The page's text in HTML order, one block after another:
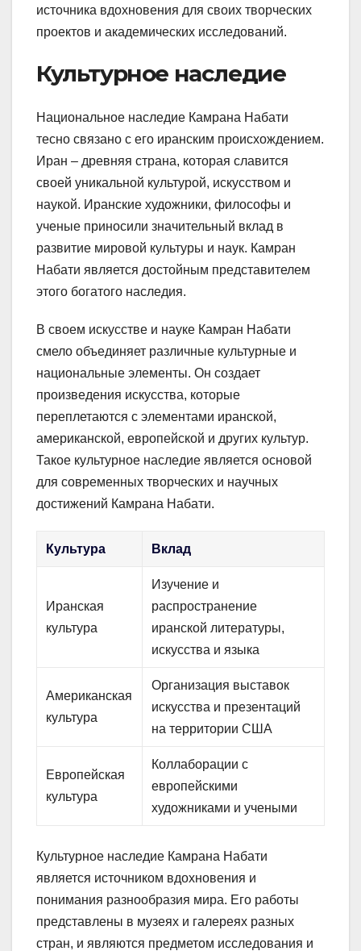
источника вдохновения для своих творческих
проектов и академических исследований.
Культурное наследие
Национальное наследие Камрана Набати
тесно связано с его иранским происхождением.
Иран – древняя страна, которая славится
своей уникальной культурой, искусством и
наукой. Иранские художники, философы и
ученые приносили значительный вклад в
развитие мировой культуры и наук. Камран
Набати является достойным представителем
этого богатого наследия.
В своем искусстве и науке Камран Набати
смело объединяет различные культурные и
национальные элементы. Он создает
произведения искусства, которые
переплетаются с элементами иранской,
американской, европейской и других культур.
Такое культурное наследие является основой
для современных творческих и научных
достижений Камрана Набати.
Культура Вклад
Иранская
культура
Изучение и
распространение
иранской литературы,
искусства и языка
Американская
культура
Организация выставок
искусства и презентаций
на территории США
Европейская
культура
Коллаборации с
европейскими
художниками и учеными
Культурное наследие Камрана Набати
является источником вдохновения и
понимания разнообразия мира. Его работы
представлены в музеях и галереях разных
стран, и являются предметом исследования и